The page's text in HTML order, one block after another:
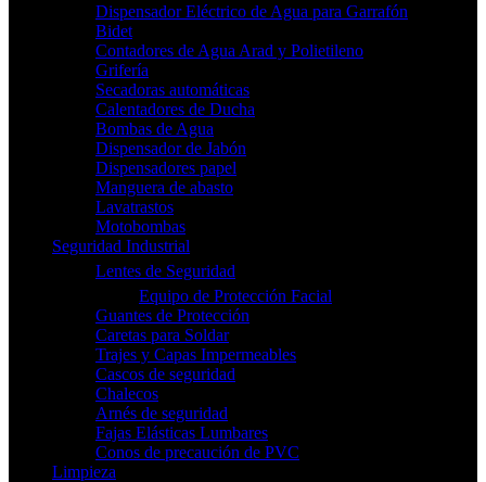
Dispensador Eléctrico de Agua para Garrafón
Bidet
Contadores de Agua Arad y Polietileno
Grifería
Secadoras automáticas
Calentadores de Ducha
Bombas de Agua
Dispensador de Jabón
Dispensadores papel
Manguera de abasto
Lavatrastos
Motobombas
Seguridad Industrial
Lentes de Seguridad
Equipo de Protección Facial
Guantes de Protección
Caretas para Soldar
Trajes y Capas Impermeables
Cascos de seguridad
Chalecos
Arnés de seguridad
Fajas Elásticas Lumbares
Conos de precaución de PVC
Limpieza